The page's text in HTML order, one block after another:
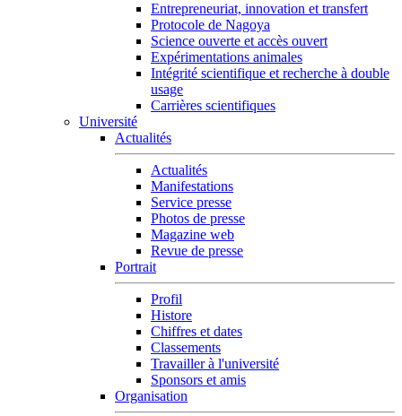
Entrepreneuriat, innovation et transfert
Protocole de Nagoya
Science ouverte et accès ouvert
Expérimentations animales
Intégrité scientifique et recherche à double
usage
Carrières scientifiques
Université
Actualités
Actualités
Manifestations
Service presse
Photos de presse
Magazine web
Revue de presse
Portrait
Profil
Histore
Chiffres et dates
Classements
Travailler à l'université
Sponsors et amis
Organisation